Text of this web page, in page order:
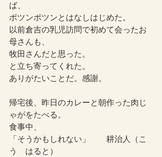
ば、
ポツンポツンとはなしはじめた。
以前倉吉の乳児訪問で初めて会ったお
母さんも、
牧田さんだと思った。
と立ち寄ってくれた。
ありがたいことだ。感謝。
帰宅後、昨日のカレーと朝作った肉じ
ゃがをたべる。
食事中、
「そうかもしれない」 耕治人（こ
う　はると）